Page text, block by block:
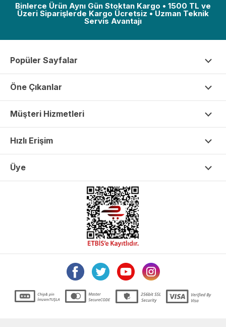
Binlerce Ürün Aynı Gün Stoktan Kargo • 1500 TL ve
Üzeri Siparişlerde Kargo Ücretsiz • Uzman Teknik
Servis Avantajı
Popüler Sayfalar
Öne Çıkanlar
Müşteri Hizmetleri
Hızlı Erişim
Üye